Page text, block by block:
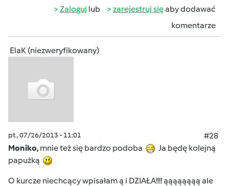
Zaloguj lub zarejestruj sięaby dodawać
komentarze
ElaK (niezweryfikowany)
pt., 07/26/2013 - 11:01
#28
Moniko, mnie też się bardzo podoba
Ja będę kolejną
papużką
O kurcze niechcący wpisałam ą i DZIAŁA!!!! ąąąąąąąą ale